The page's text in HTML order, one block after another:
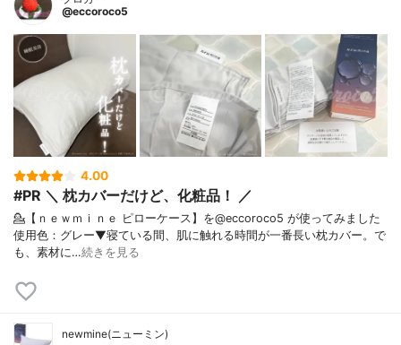
@eccoroco5
4.00
#PR ＼ 枕カバーだけど、化粧品！ ／
💁【ｎｅｗｍｉｎｅ ピローケース】を@eccoroco5 が使ってみました⁡
使用色：グレー⁡⁡▼⁡⁡寝ている間、肌に触れる時間が一番長い枕カバー。⁡で
も、素材に…続きを見る
newmine(ニューミン)